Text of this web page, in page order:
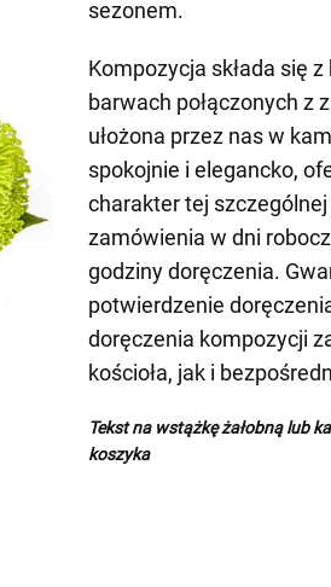
sezonem.
Kompozycja składa się
barwach połączonych z
ułożona przez nas w
spokojnie i elegancko,
charakter tej
zamówienia w dni
godziny doręczenia.
potwierdzenie
doręczenia kompozycji
kościoła, jak i
Tekst na wstążkę żałobną lub
koszyka